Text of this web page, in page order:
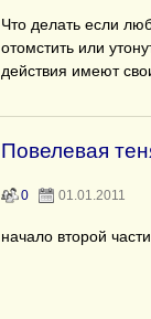
Что делать если
отомстить или
действия имеют
Повелевая
0 01.01.2011
начало второй